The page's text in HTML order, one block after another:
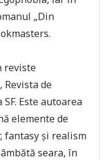
„Din
reviste
Revista de
Este autoarea
elemente de
fantasy și realism
seara, în